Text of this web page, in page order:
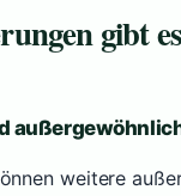
gibt
weitere